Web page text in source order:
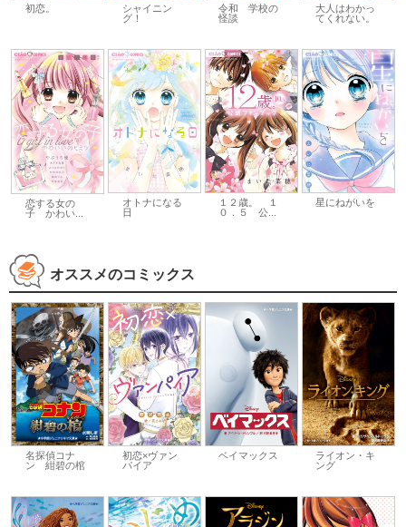
初恋。
シャイニン
グ！
令和 学校の
怪談
大人はわかっ
てくれない。
恋する女の
子 かわい...
オトナになる
日
１２歳。 １
０．５ 公...
星にねがいを
オススメのコミックス
名探偵コナ
ン 紺碧の棺
初恋×ヴァン
パイア
ベイマックス
ライオン・キ
ング